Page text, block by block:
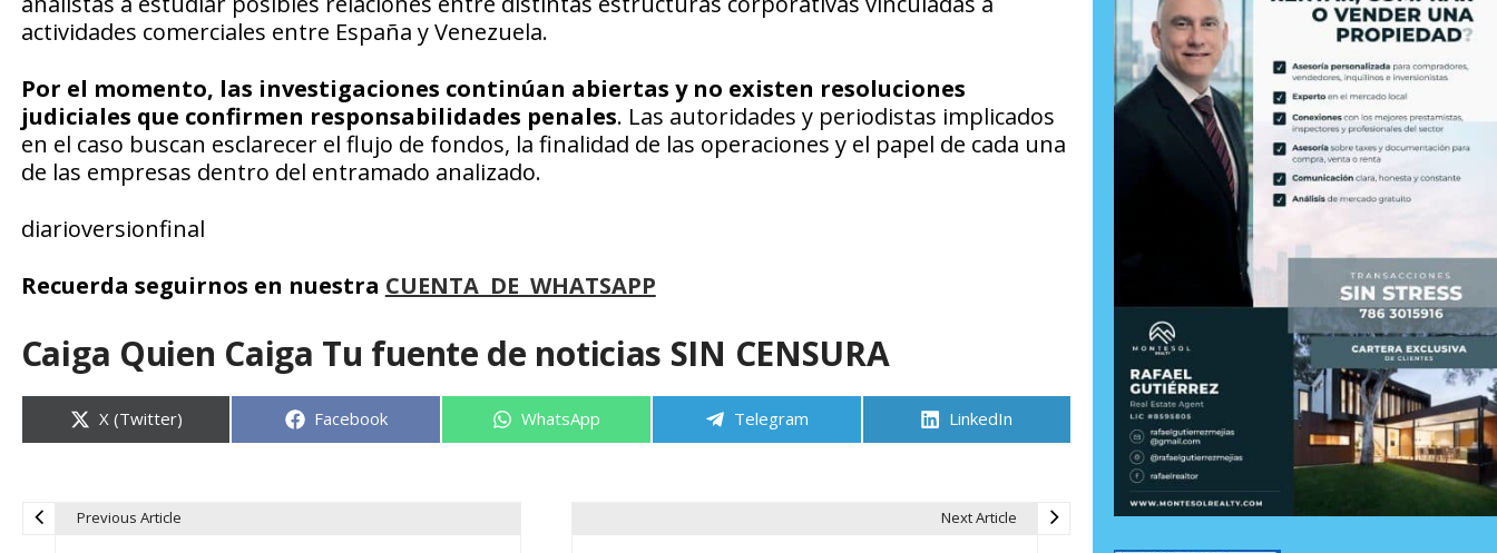
actividades comerciales entre España y Venezuela.
Por el momento, las investigaciones continúan abiertas y no existen resoluciones
judiciales que confirmen responsabilidades penales. Las autoridades y periodistas implicados
en el caso buscan esclarecer el flujo de fondos, la finalidad de las operaciones y el papel de cada una
de las empresas dentro del entramado analizado.
diarioversionfinal
Recuerda seguirnos en nuestra CUENTA DE WHATSAPP
Caiga Quien Caiga Tu fuente de noticias SIN CENSURA
Compartir
en
X (Twitter) Compartir
Facebook Compartir
WhatsApp Compartir
Telegram Compartir
LinkedIn
Previous Article Next Article